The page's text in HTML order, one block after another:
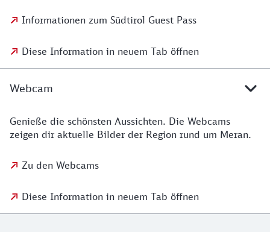
Informationen zum Südtirol Guest Pass
Diese Information in neuem Tab öffnen
Webcam
Genieße die schönsten Aussichten. Die Webcams
zeigen dir aktuelle Bilder der Region rund um Meran.
Zu den Webcams
Diese Information in neuem Tab öffnen